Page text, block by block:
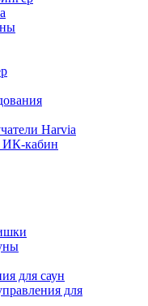
Harvia
ИК-кабин
для саун
для